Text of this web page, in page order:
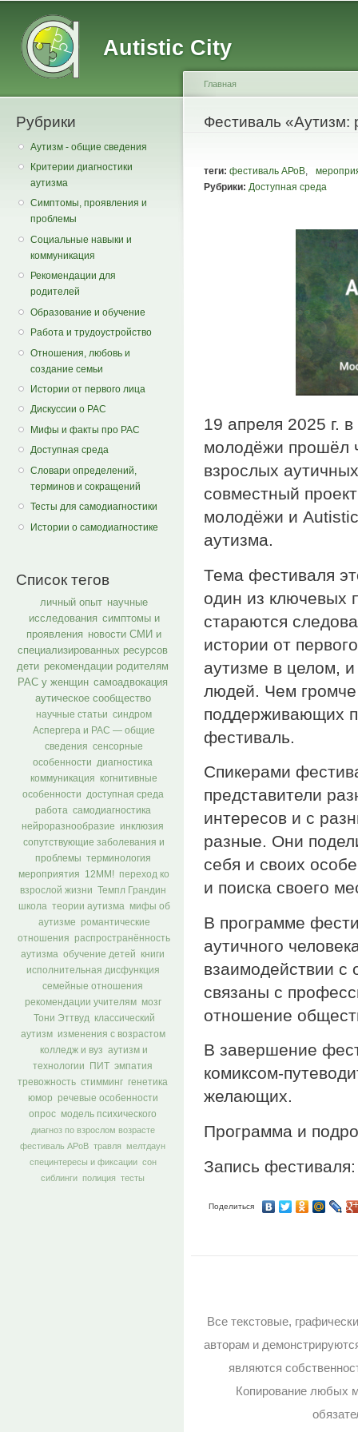
Autistic City
Рубрики
Аутизм - общие сведения
Критерии диагностики
аутизма
Симптомы, проявления и
проблемы
Социальные навыки и
коммуникация
Рекомендации для
родителей
Образование и обучение
Работа и трудоустройство
Отношения, любовь и
создание семьи
Истории от первого лица
Дискуссии о РАС
Мифы и факты про РАС
Доступная среда
Словари определений,
терминов и сокращений
Тесты для самодиагностики
Истории о самодиагностике
Список тегов
личный опыт научные
исследования симптомы и
проявления новости СМИ и
специализированных ресурсов
дети рекомендации родителям
РАС у женщин самоадвокация
аутическое сообщество
научные статьи синдром
Аспергера и РАС — общие
сведения сенсорные
особенности диагностика
коммуникация когнитивные
особенности доступная среда
работа самодиагностика
нейроразнообразие инклюзия
сопутствующие заболевания и
проблемы терминология
мероприятия 12ММ! переход ко
взрослой жизни
Темпл Грандин
школа теории аутизма
мифы об
аутизме
романтические
отношения
распространённость
аутизма обучение детей
книги
исполнительная дисфункция
семейные отношения
рекомендации учителям
мозг
Тони Эттвуд
классический
аутизм
изменения с возрастом
колледж и вуз аутизм и
технологии
ПИТ
эмпатия
тревожность стимминг генетика
юмор
речевые особенности
опрос модель психического
диагноз по взрослом возрасте
фестиваль АРоВ травля мелтдаун
специнтересы и фиксации сон
сиблинги полиция тесты
You are here
Главная
Фестиваль
теги: фестиваль АРоВ
Рубрики: Доступная среда
19 апреля 2025 г.
молодёжи прошёл
взрослых
совместный
молодёжи и
аутизма.
Тема фестиваля
один из ключевых
стараются
истории от
аутизме в целом,
людей. Чем
поддерживающих
фестиваль.
Спикерами
представители
интересов и с
разные. Они
себя и своих
и поиска своего
В программе
аутичного
взаимодействии
связаны с
отношение
В завершение
комиксом-
желающих.
Программа и
Запись
Поделиться
Все текстовые,
авторам и
являются
Копирование любых